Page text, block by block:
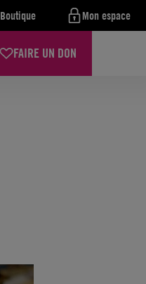
Boutique Mon espace
FAIRE UN DON